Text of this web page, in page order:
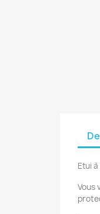
Etui
Vous